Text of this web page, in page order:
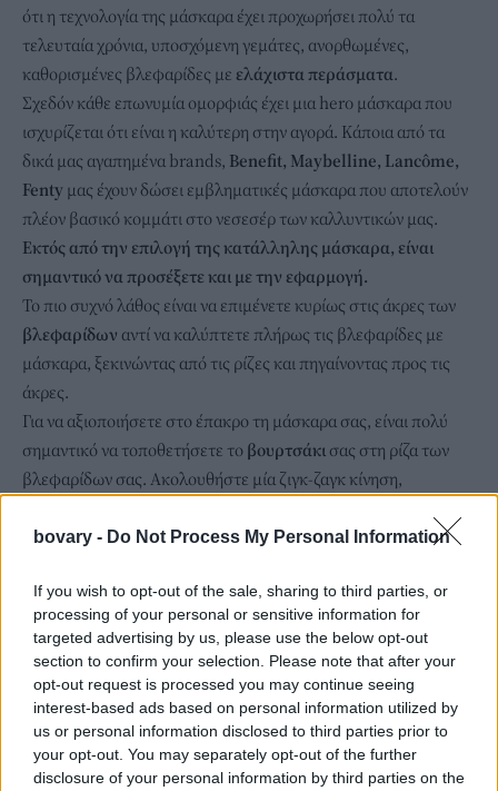
bovary - Do Not Process My Personal Information
If you wish to opt-out of the sale, sharing to third parties, or
processing of your personal or sensitive information for
targeted advertising by us, please use the below opt-out
section to confirm your selection. Please note that after your
opt-out request is processed you may continue seeing
interest-based ads based on personal information utilized by
us or personal information disclosed to third parties prior to
your opt-out. You may separately opt-out of the further
disclosure of your personal information by third parties on the
ότι η τεχνολογία της μάσκαρα έχει προχωρήσει πολύ τα
τελευταία χρόνια, υποσχόμενη γεμάτες, ανορθωμένες,
καθορισμένες βλεφαρίδες με ελάχισταπεράσματα.
Σχεδόν κάθε επωνυμία ομορφιάς έχει μια hero μάσκαρα που
ισχυρίζεται ότι είναι η καλύτερη στην αγορά. Κάποια από τα
δικά μας αγαπημένα brands, Benefit, Maybelline, Lancôme,
Fenty μας έχουν δώσει εμβληματικές μάσκαρα που αποτελούν
πλέον βασικό κομμάτι στο νεσεσέρ των καλλυντικών μας.
Εκτός από την επιλογή της κατάλληλης μάσκαρα, είναι
σημαντικό να προσέξετε και με την εφαρμογή.
Το πιο συχνό λάθος είναι να επιμένετε κυρίως στις άκρες των
βλεφαρίδων αντί να καλύπτετε πλήρως τις βλεφαρίδες με
μάσκαρα, ξεκινώντας από τις ρίζες και πηγαίνοντας προς τις
άκρες.
Για να αξιοποιήσετε στο έπακρο τη μάσκαρα σας, είναι πολύ
σημαντικό να τοποθετήσετε το βουρτσάκι σας στη ρίζα των
βλεφαρίδων σας. Ακολουθήστε μία ζιγκ-ζαγκ κίνηση,
σας μέχρι την άκρη. Κάνετε μαξ δύο με τρεις επαναλήψεις,
βλεφαρίδες μεταξύ τους.